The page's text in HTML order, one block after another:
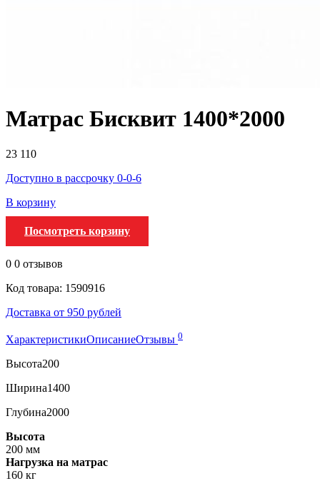
Матрас Бисквит 1400*2000
23 110
Доступно в рассрочку 0-0-6
В корзину
Посмотреть корзину
0 0 отзывов
Код товара: 1590916
Доставка от 950 рублей
ХарактеристикиОписаниеОтзывы 0
Высота200
Ширина1400
Глубина2000
Высота
200 мм
Нагрузка на матрас
160 кг